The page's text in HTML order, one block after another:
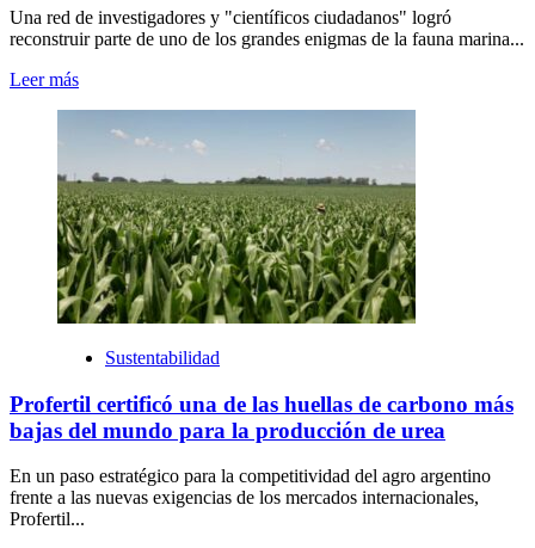
Una red de investigadores y "científicos ciudadanos" logró
reconstruir parte de uno de los grandes enigmas de la fauna marina...
Leer más
Sustentabilidad
Profertil certificó una de las huellas de carbono más
bajas del mundo para la producción de urea
En un paso estratégico para la competitividad del agro argentino
frente a las nuevas exigencias de los mercados internacionales,
Profertil...